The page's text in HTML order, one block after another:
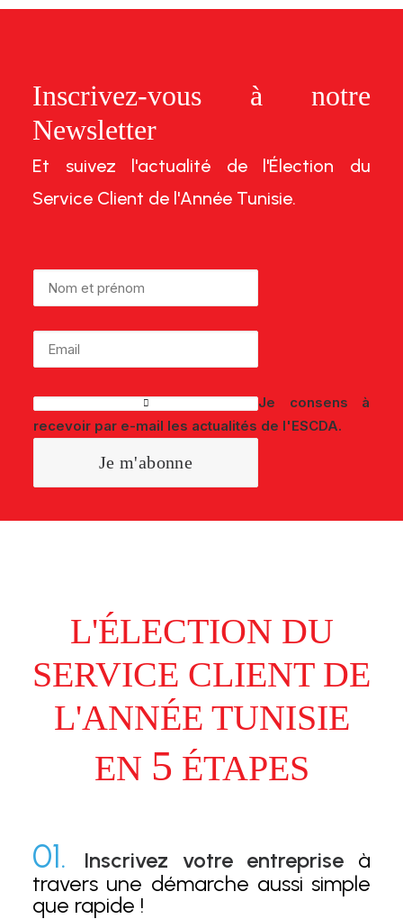
Inscrivez-vous à notre
Newsletter
Et suivez l'actualité de l'Élection du
Service Client de l'Année Tunisie.
Je consens à
recevoir par e-mail les actualités de l'ESCDA.
L'ÉLECTION DU
SERVICE CLIENT DE
L'ANNÉE TUNISIE
EN 5 ÉTAPES
01. Inscrivez votre entreprise à
travers une démarche aussi simple
que rapide !